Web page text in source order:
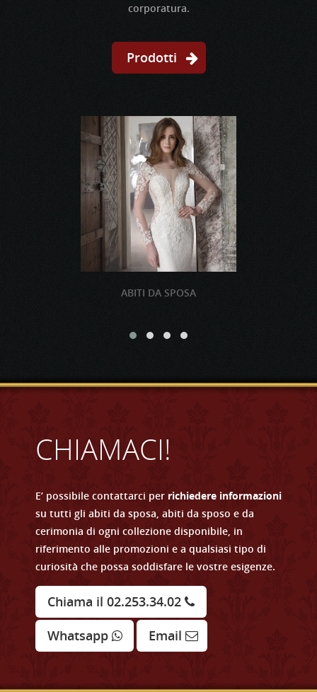
corporatura.
Prodotti
ABITI DA SPOSA
CHIAMACI!
E’ possibile contattarci per richiedere informazioni
su tutti gli abiti da sposa, abiti da sposo e da
cerimonia di ogni collezione disponibile, in
riferimento alle promozioni e a qualsiasi tipo di
curiosità che possa soddisfare le vostre esigenze.
Chiama il 02.253.34.02
Whatsapp
Email